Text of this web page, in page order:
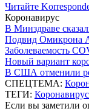
Читайте
Коронавирус
В Минздраве
Подвид Омикрона
Заболеваемость
Новый вариант
В США отменили
СПЕЦТЕМА:
ТЕГИ: Коронавирус
Если вы заметили